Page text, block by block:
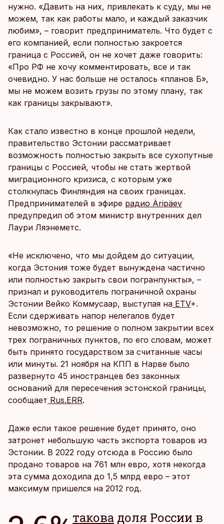
нужно. «Давить на них, привлекать к суду, мы не
можем, так как работы мало, и каждый заказчик
любим», – говорит предприниматель. Что будет с
его компанией, если полностью закроется
граница с Россией, он не хочет даже говорить:
«Про РФ не хочу комментировать, все и так
очевидно. У нас больше не осталось «планов Б»,
мы не можем возить грузы по этому плану, так
как границы закрывают».
Как стало известно в конце прошлой недели,
правительство Эстонии рассматривает
возможность полностью закрыть все сухопутные
границы с Россией, чтобы не стать жертвой
миграционного кризиса, с которым уже
столкнулась Финляндия на своих границах.
Предпринимателей в эфире радио Äripäev
предупредил об этом министр внутренних дел
Лаури Ляэнеметс.
«Не исключено, что мы дойдем до ситуации,
когда Эстония тоже будет вынуждена частично
или полностью закрыть свои погранпункты», –
признал и руководитель пограничной охраны
Эстонии Вейко Коммусаар, выступая на ETV+.
Если сдерживать напор нелегалов будет
невозможно, то решение о полном закрытии всех
трех пограничных пунктов, по его словам, может
быть принято государством за считанные часы
или минуты. 21 ноября на КПП в Нарве было
развернуто 45 иностранцев без законных
оснований для пересечения эстонской границы,
сообщает Rus.ERR.
Даже если такое решение будет принято, оно
затронет небольшую часть экспорта товаров из
Эстонии. В 2022 году отсюда в Россию было
продано товаров на 761 млн евро, хотя некогда
эта сумма доходила до 1,5 млрд евро – этот
максимум пришелся на 2012 год.
такова доля России в